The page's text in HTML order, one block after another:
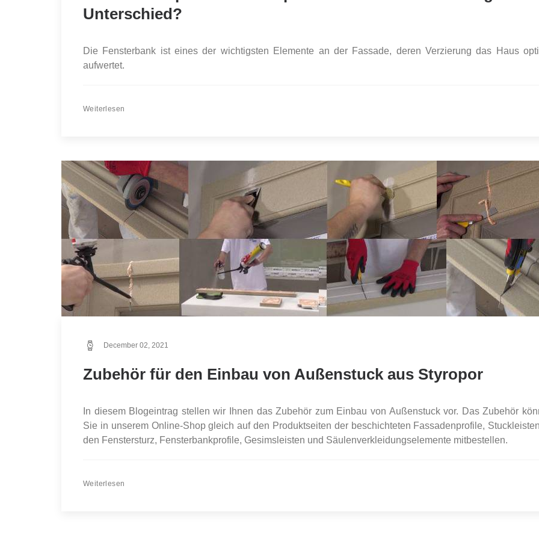
Unterschied?
Die Fensterbank ist eines der wichtigsten Elemente an der Fassade, deren Verzierung das Haus
aufwertet.
Weiterlesen
December 02, 2021
Zubehör für den Einbau von Außenstuck aus Styropor
In diesem Blogeintrag stellen wir Ihnen das Zubehör zum Einbau von Außenstuck vor. Das Zubehör
Sie in unserem Online-Shop gleich auf den Produktseiten der beschichteten Fassadenprofile,
den Fenstersturz, Fensterbankprofile, Gesimsleisten und Säulenverkleidungselemente mitbestellen.
Weiterlesen